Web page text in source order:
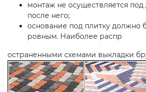
монтаж не осуществляется
после него;
основание под плитку должно
ровным. Наиболее распр
остраненными схемами выкладки